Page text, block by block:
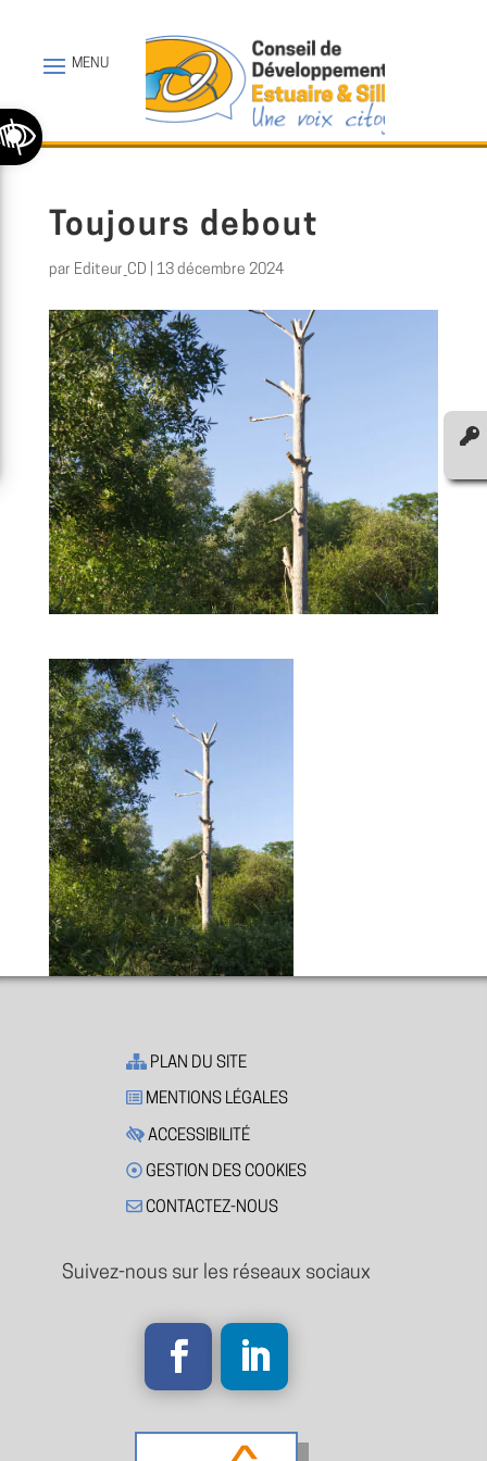
la barre d’outils
Toujours debout
par Editeur_CD 13 décembre 2024
PLAN DU SITE
MENTIONS LÉGALES
ACCESSIBILITÉ
GESTION DES COOKIES
CONTACTEZ-NOUS
Suivez-nous sur les réseaux sociaux